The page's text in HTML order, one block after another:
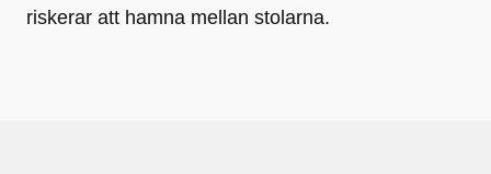
riskerar att hamna mellan stolarna.